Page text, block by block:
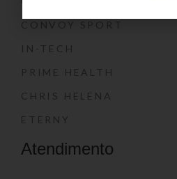
CONVOY SPORT
IN-TECH
PRIME HEALTH
CHRIS HELENA
ETERNY
Atendimento